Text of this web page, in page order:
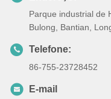
Parque industrial de
Bulong, Bantian,
Telefone:
86-755-23728452
E-mail